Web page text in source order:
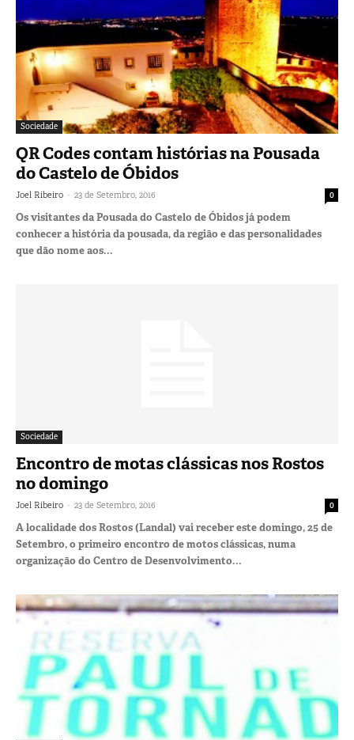
Sociedade
QR Codes contam histórias na Pousada
do Castelo de Óbidos
Joel Ribeiro - 23 de Setembro, 2016 0
Os visitantes da Pousada do Castelo de Óbidos já podem
conhecer a história da pousada, da região e das personalidades
que dão nome aos...
Sociedade
Encontro de motas clássicas nos Rostos
no domingo
Joel Ribeiro - 23 de Setembro, 2016 0
A localidade dos Rostos (Landal) vai receber este domingo, 25 de
Setembro, o primeiro encontro de motos clássicas, numa
organização do Centro de Desenvolvimento...